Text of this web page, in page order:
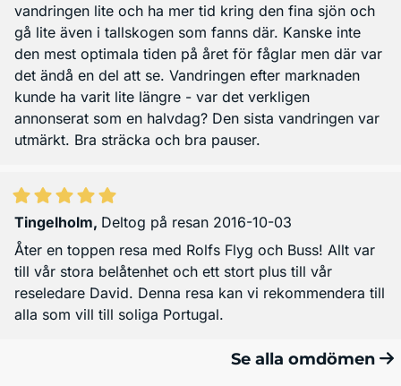
vandringen lite och ha mer tid kring den fina sjön och
gå lite även i tallskogen som fanns där. Kanske inte
den mest optimala tiden på året för fåglar men där var
det ändå en del att se. Vandringen efter marknaden
kunde ha varit lite längre - var det verkligen
annonserat som en halvdag? Den sista vandringen var
utmärkt. Bra sträcka och bra pauser.
Tingelholm, Deltog på resan 2016-10-03
Åter en toppen resa med Rolfs Flyg och Buss! Allt var
till vår stora belåtenhet och ett stort plus till vår
reseledare David. Denna resa kan vi rekommendera till
alla som vill till soliga Portugal.
Se alla omdömen